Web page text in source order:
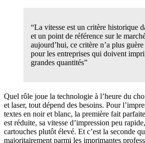
“La vitesse est un critère historique
et un point de référence sur le
aujourd’hui, ce critère n’a plus
pour les entreprises qui doivent
grandes quantités”
Quel rôle joue la technologie à l’heure du
et laser, tout dépend des besoins. Pour
textes en noir et blanc, la première fait
est réduite, sa vitesse d’impression peu
cartouches plutôt élevé. Et c’est la seconde
majoritairement parmi les imprimantes